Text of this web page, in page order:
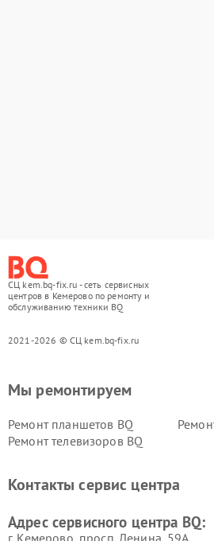
СЦ kem.bq-fix.ru - сеть сервисных
центров в Кемерово по ремонту и
обслуживанию техники BQ
2021-2026 © СЦ kem.bq-fix.ru
Мы ремонтируем
Ремонт планшетов BQ
Ремонт телевизоров BQ
Контакты сервис центра
Адрес сервисного центра BQ:
г. Кемерово, просп. Ленина, 59А